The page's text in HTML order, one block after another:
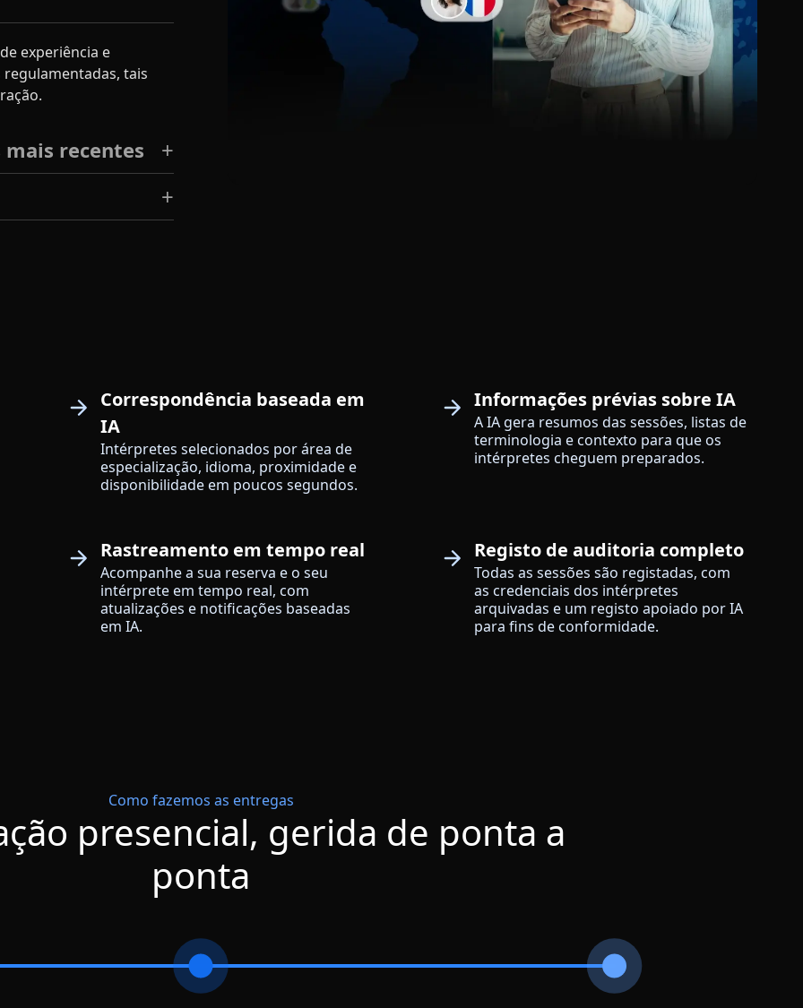
experiência e
tais
recentes
Correspondência baseada em
IA
Intérpretes selecionados por área de
especialização, idioma, proximidade e
disponibilidade em poucos segundos.
Informações prévias sobre IA
A IA gera resumos das sessões, listas de
terminologia e contexto para que os
intérpretes cheguem preparados.
Rastreamento em tempo real
Acompanhe a sua reserva e o seu
intérprete em tempo real, com
atualizações e notificações baseadas
em IA.
Registo de auditoria completo
Todas as sessões são registadas, com
as credenciais dos intérpretes
arquivadas e um registo apoiado por IA
para fins de conformidade.
Como fazemos as entregas
presencial, gerida de ponta a
ponta